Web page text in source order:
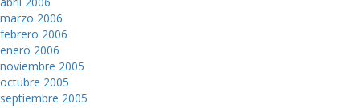
marzo 2006
febrero 2006
enero 2006
noviembre 2005
octubre 2005
septiembre 2005